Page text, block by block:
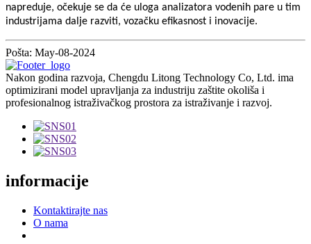
napreduje, očekuje se da će uloga analizatora vodenih pare u tim
industrijama dalje razviti, vozačku efikasnost i inovacije.
Pošta: May-08-2024
Nakon godina razvoja, Chengdu Litong Technology Co, Ltd. ima
optimizirani model upravljanja za industriju zaštite okoliša i
profesionalnog istraživačkog prostora za istraživanje i razvoj.
informacije
Kontaktirajte nas
O nama